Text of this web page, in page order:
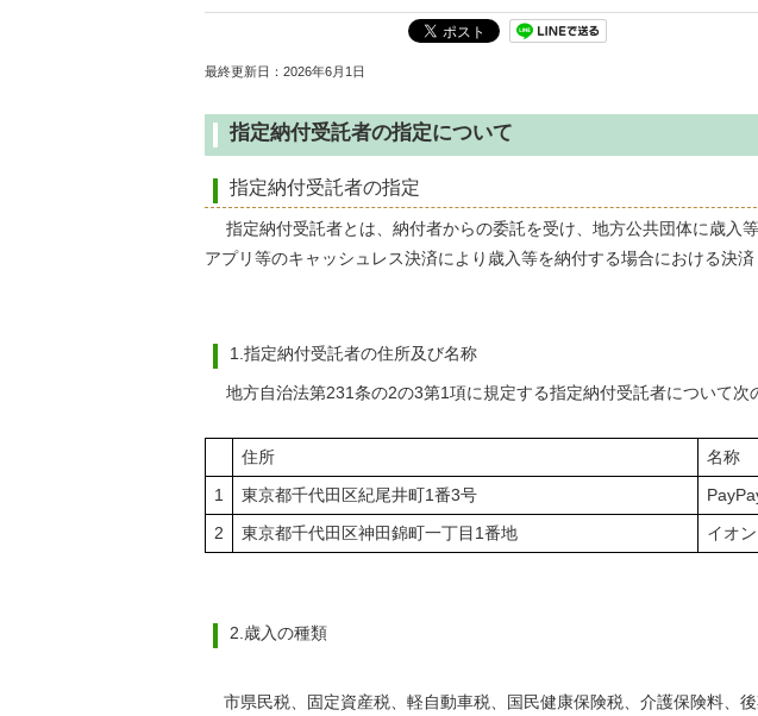
最終更新日： 2026年6月1日
指定納付受託者の指定について
指定納付受託者の指定
指定納付受託者とは、納付者からの委託を受け、地方公共団体に歳入
アプリ等のキャッシュレス決済により歳入等を納付する場合における決済
1.指定納付受託者の住所及び名称
地方自治法第231条の2の3第1項に規定する指定納付受託者について次
住所 名称
1
東京都千代田区紀尾井町1番3号
2
東京都千代田区神田錦町一丁目1番地 イオ
2.歳入の種類
市県民税、固定資産税、軽自動車税、国民健康保険税、介護保険料、